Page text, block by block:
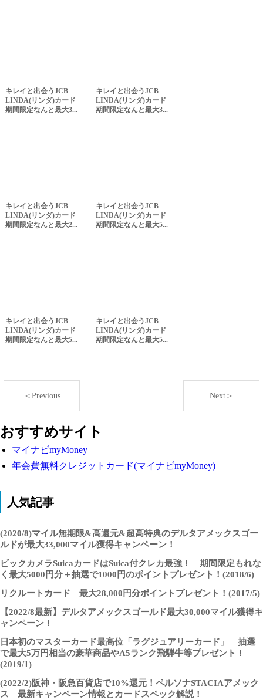
キレイと出会うJCB
LINDA(リンダ)カード
期間限定なんと最大3...
キレイと出会うJCB
LINDA(リンダ)カード
期間限定なんと最大3...
キレイと出会うJCB
LINDA(リンダ)カード
期間限定なんと最大2...
キレイと出会うJCB
LINDA(リンダ)カード
期間限定なんと最大5...
キレイと出会うJCB
LINDA(リンダ)カード
期間限定なんと最大5...
キレイと出会うJCB
LINDA(リンダ)カード
期間限定なんと最大5...
＜Previous Next＞
おすすめサイト
マイナビmyMoney
年会費無料クレジットカード(マイナビmyMoney)
人気記事
(2020/8)マイル無期限&高還元&超高特典のデルタアメックスゴー
ルドが最大33,000マイル獲得キャンペーン！
ビックカメラSuicaカードはSuica付クレカ最強！ 期間限定もれな
く最大5000円分＋抽選で1000円のポイントプレゼント！(2018/6)
リクルートカード 最大28,000円分ポイントプレゼント！(2017/5)
【2022/8最新】デルタアメックスゴールド最大30,000マイル獲得キ
ャンペーン！
日本初のマスターカード最高位「ラグジュアリーカード」 抽選
で最大5万円相当の豪華商品やA5ランク飛騨牛等プレゼント！
(2019/1)
(2022/2)阪神・阪急百貨店で10%還元！ペルソナSTACIAアメック
ス 最新キャンペーン情報とカードスペック解説！